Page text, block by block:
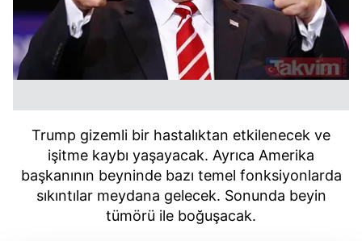
Trump gizemli bir hastalıktan etkilenecek ve
işitme kaybı yaşayacak. Ayrıca Amerika
başkanının beyninde bazı temel fonksiyonlarda
sıkıntılar meydana gelecek. Sonunda beyin
tümörü ile boğuşacak.